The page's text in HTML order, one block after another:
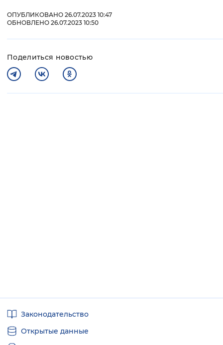
ОПУБЛИКОВАНО 26.07.2023 10:47
ОБНОВЛЕНО 26.07.2023 10:50
Поделиться новостью
ссылкиЗаконодательство
Открытые данные